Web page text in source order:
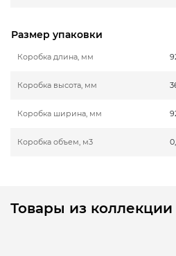
Размер упаковки
Коробка длина, мм
Коробка высота, мм
Коробка ширина, мм
Коробка объем, м3
Товары из коллекции